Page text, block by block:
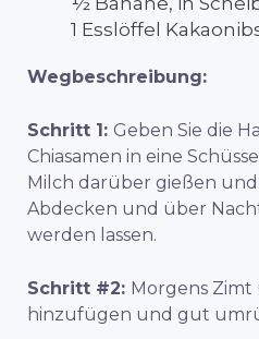
1 Esslöffel
Wegbeschreibung:
Schritt 1: Geben Sie die
Chiasamen in eine
Milch darüber gießen
Abdecken und über
werden lassen.
Schritt #2: Morgens
hinzufügen und gut